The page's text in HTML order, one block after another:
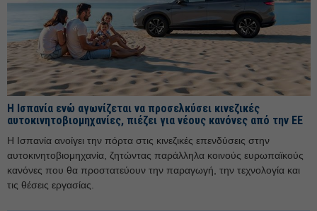
Η Ισπανία ενώ αγωνίζεται να προσελκύσει κινεζικές
αυτοκινητοβιομηχανίες, πιέζει για νέους κανόνες από την ΕΕ
Η Ισπανία ανοίγει την πόρτα στις κινεζικές επενδύσεις στην
αυτοκινητοβιομηχανία, ζητώντας παράλληλα κοινούς ευρωπαϊκούς
κανόνες που θα προστατεύουν την παραγωγή, την τεχνολογία και
τις θέσεις εργασίας.